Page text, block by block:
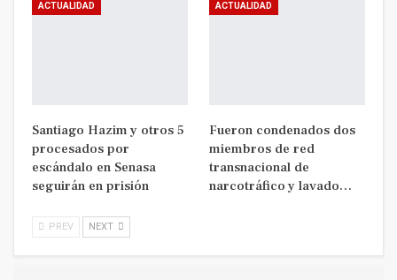
ACTUALIDAD
Santiago Hazim y otros 5
procesados por
escándalo en Senasa
seguirán en prisión
ACTUALIDAD
Fueron condenados dos
miembros de red
transnacional de
narcotráfico y lavado…
PREV NEXT